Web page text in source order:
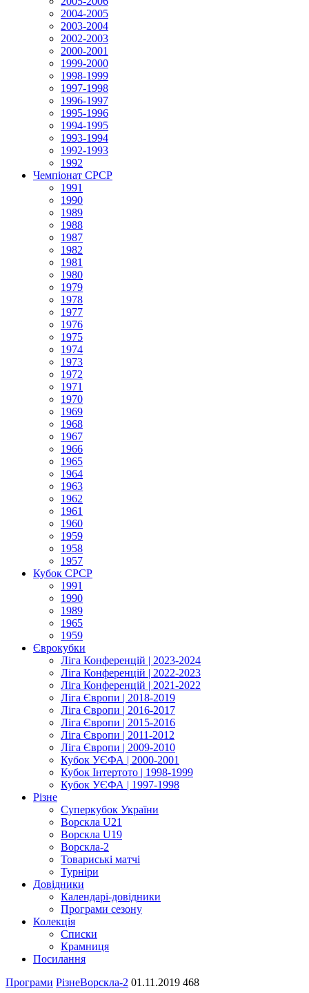
2004-2005
2003-2004
2002-2003
2000-2001
1999-2000
1998-1999
1997-1998
1996-1997
1995-1996
1994-1995
1993-1994
1992-1993
1992
Чемпіонат СРСР
1991
1990
1989
1988
1987
1982
1981
1980
1979
1978
1977
1976
1975
1974
1973
1972
1971
1970
1969
1968
1967
1966
1965
1964
1963
1962
1961
1960
1959
1958
1957
Кубок СРСР
1991
1990
1989
1965
1959
Єврокубки
Ліга Конференцій | 2023-2024
Ліга Конференцій | 2022-2023
Ліга Конференцій | 2021-2022
Ліга Європи | 2018-2019
Ліга Європи | 2016-2017
Ліга Європи | 2015-2016
Ліга Європи | 2011-2012
Ліга Європи | 2009-2010
Кубок УЄФА | 2000-2001
Кубок Інтертото | 1998-1999
Кубок УЄФА | 1997-1998
Різне
Суперкубок України
Ворскла U21
Ворскла U19
Ворскла-2
Товариські матчі
Турніри
Довідники
Календарі-довідники
Програми сезону
Колекція
Списки
Крамниця
Посилання
Програми РізнеВорскла-2 01.11.2019 468